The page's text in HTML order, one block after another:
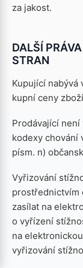
za jakost.
DALŠÍ
STRAN
Kupující nabývá
kupní ceny
Prodávající není
kodexy chování
písm. n)
Vyřizování
prostřednictvím
zasílat na
o vyřízení
na
vyřizování